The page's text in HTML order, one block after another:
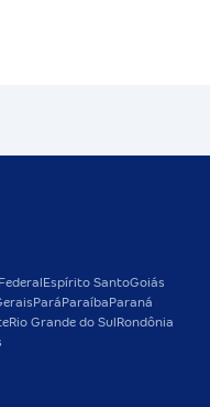
Espírito SantoGoiás
ParáParaíbaParaná
Rio Grande do SulRondônia